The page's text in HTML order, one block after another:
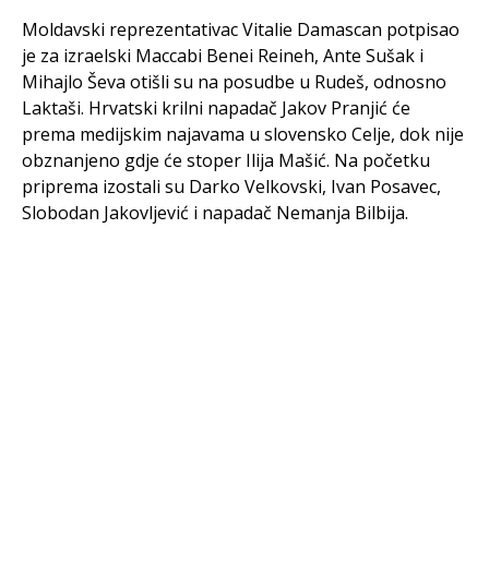
Moldavski reprezentativac Vitalie Damascan potpisao
je za izraelski Maccabi Benei Reineh, Ante Sušak i
Mihajlo Ševa otišli su na posudbe u Rudeš, odnosno
Laktaši. Hrvatski krilni napadač Jakov Pranjić će
prema medijskim najavama u slovensko Celje, dok nije
obznanjeno gdje će stoper Ilija Mašić. Na početku
priprema izostali su Darko Velkovski, Ivan Posavec,
Slobodan Jakovljević i napadač Nemanja Bilbija.